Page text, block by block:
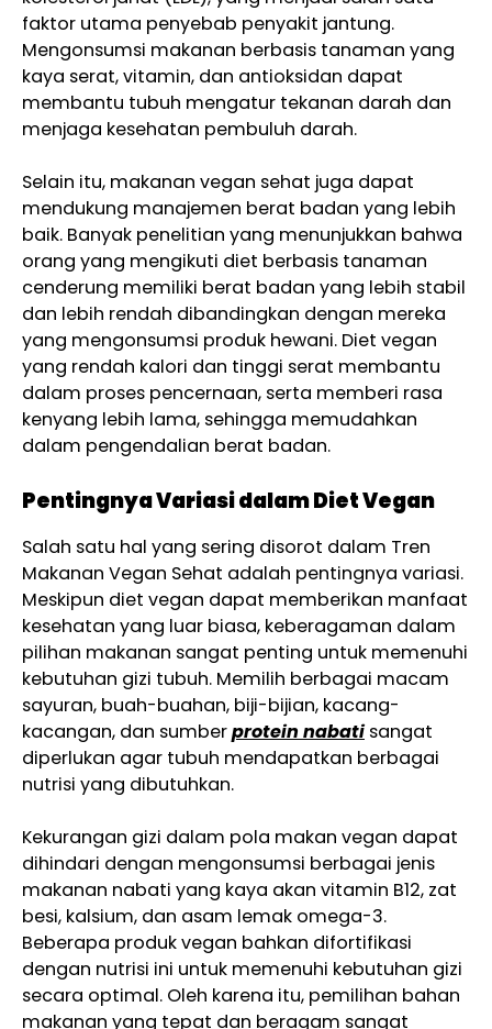
faktor utama penyebab penyakit jantung.
Mengonsumsi makanan berbasis tanaman yang
kaya serat, vitamin, dan antioksidan dapat
membantu tubuh mengatur tekanan darah dan
menjaga kesehatan pembuluh darah.
Selain itu, makanan vegan sehat juga dapat
mendukung manajemen berat badan yang lebih
baik. Banyak penelitian yang menunjukkan bahwa
orang yang mengikuti diet berbasis tanaman
cenderung memiliki berat badan yang lebih stabil
dan lebih rendah dibandingkan dengan mereka
yang mengonsumsi produk hewani. Diet vegan
yang rendah kalori dan tinggi serat membantu
dalam proses pencernaan, serta memberi rasa
kenyang lebih lama, sehingga memudahkan
dalam pengendalian berat badan.
Pentingnya Variasi dalam Diet Vegan
Salah satu hal yang sering disorot dalam Tren
Makanan Vegan Sehat adalah pentingnya variasi.
Meskipun diet vegan dapat memberikan manfaat
kesehatan yang luar biasa, keberagaman dalam
pilihan makanan sangat penting untuk memenuhi
kebutuhan gizi tubuh. Memilih berbagai macam
sayuran, buah-buahan, biji-bijian, kacang-
kacangan, dan sumberprotein nabati sangat
diperlukan agar tubuh mendapatkan berbagai
nutrisi yang dibutuhkan.
Kekurangan gizi dalam pola makan vegan dapat
dihindari dengan mengonsumsi berbagai jenis
makanan nabati yang kaya akan vitamin B12, zat
besi, kalsium, dan asam lemak omega-3.
Beberapa produk vegan bahkan difortifikasi
dengan nutrisi ini untuk memenuhi kebutuhan gizi
secara optimal. Oleh karena itu, pemilihan bahan
makanan yang tepat dan beragam sangat